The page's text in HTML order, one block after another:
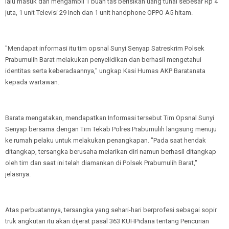
juta, 1 unit Televisi 29 Inch dan 1 unit handphone OPPO A5 hitam.
"Mendapat informasi itu tim opsnal Sunyi Senyap Satreskrim Polsek
Prabumulih Barat melakukan penyelidikan dan berhasil mengetahui
identitas serta keberadaannya," ungkap Kasi Humas AKP Baratanata
kepada wartawan.
Barata mengatakan, mendapatkan Informasi tersebut Tim Opsnal Sunyi
Senyap bersama dengan Tim Tekab Polres Prabumulih langsung menuju
ke rumah pelaku untuk melakukan penangkapan. "Pada saat hendak
ditangkap, tersangka berusaha melarikan diri namun berhasil ditangkap
oleh tim dan saat ini telah diamankan di Polsek Prabumulih Barat,"
jelasnya.
Atas perbuatannya, tersangka yang sehari-hari berprofesi sebagai sopir
truk angkutan itu akan dijerat pasal 363 KUHPidana tentang Pencurian